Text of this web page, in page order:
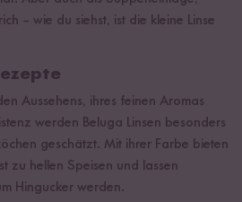
– wie du siehst, ist die kleine Linse
Aussehens, ihres feinen Aromas
werden Beluga Linsen besonders
geschätzt. Mit ihrer Farbe bieten
zu hellen Speisen und lassen
Hingucker werden.